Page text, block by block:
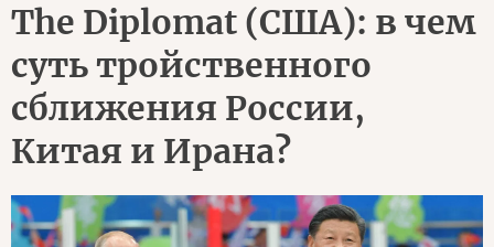
The Diplomat (США): в чем
суть тройственного
сближения России,
Китая и Ирана?